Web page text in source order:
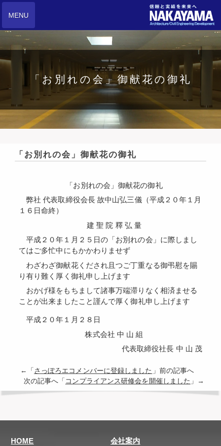
MENU
「お別れの会」御献花の御礼
「お別れの会」御献花の御礼
「お別れの会」御献花の御礼
弊社 代表取締役会長 故中山弘三儀（平成２０年１月
１６日命終）
建 聖 院 釋 弘 量
平成２０年１月２５日の「お別れの会」に際しまし
てはご多忙中にもかかわりませず
わざわざ御献花くだされ且つご丁重なる御弔慰を賜
り有り難く厚く御礼申し上げます
おかげ様をもちまして諸事万端滞りなく相済ませる
ことが出来ましたこと謹んで厚く御礼申し上げます
平成２０年１月２８日
株式会社 中 山 組
代表取締役社長 中 山 茂
←「 さっぽろエコメンバーに登録しました 」前の記事へ
次の記事へ「 コンプライアンス研修会を開催しました 」→
HOME
会社案内